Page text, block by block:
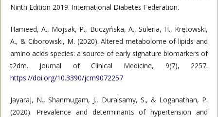
Ninth Edition 2019. International Diabetes Federation.
Hameed, A., Mojsak, P., Buczyńska, A., Suleria, H., Krętowski,
A., & Ciborowski, M. (2020). Altered metabolome of lipids and
amino acids species: a source of early signature biomarkers of
t2dm. Journal of Clinical Medicine, 9(7), 2257.
https://doi.org/10.3390/jcm9072257
Jayaraj, N., Shanmugam, J., Duraisamy, S., & Loganathan, P.
(2020). Prevalence and determinants of hypertension and